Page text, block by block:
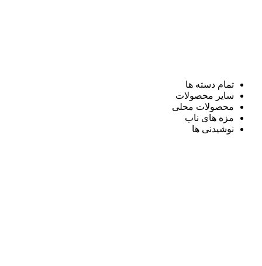
تمام دسته ها
سایر محصولات
محصولات محلی
مزه های ناب
نوشیدنی ها